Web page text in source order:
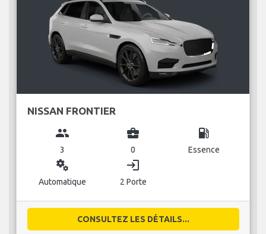
NISSAN FRONTIER
group
3
business_center
0
local_gas_station
Essence
miscellaneous_services
Automatique
login
2 Porte
CONSULTEZ LES DÉTAILS...